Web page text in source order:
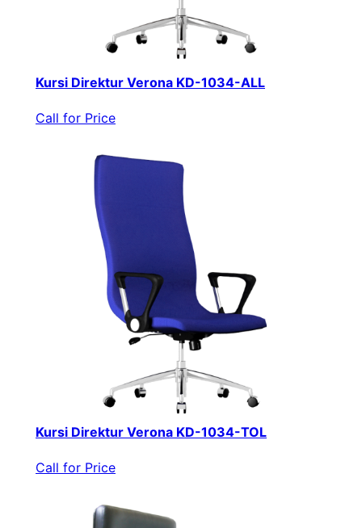
Kursi Direktur Verona KD-1034-ALL
Call for Price
Kursi Direktur Verona KD-1034-TOL
Call for Price